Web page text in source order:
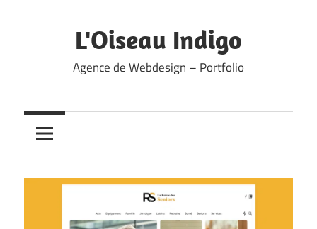
L'Oiseau Indigo
Agence de Webdesign – Portfolio